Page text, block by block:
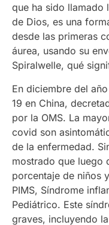
que ha sido llamado
de Dios, es una
desde las primeras
áurea, usando su
Spiralwelle, qué
En diciembre del
19 en China,
por la OMS. La
covid son
de la enfermedad.
mostrado que luego
porcentaje de niños
PIMS, Síndrome
Pediátrico. Este
graves, incluyendo